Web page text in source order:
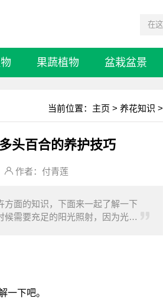
果蔬植物 盆栽盆景
当前位置： 主页 > 养花知识 >
头百合的养护技巧
作者：付青莲
面的知识，下面来一起了解一下
需要充足的阳光照射，因为光照
一下吧。